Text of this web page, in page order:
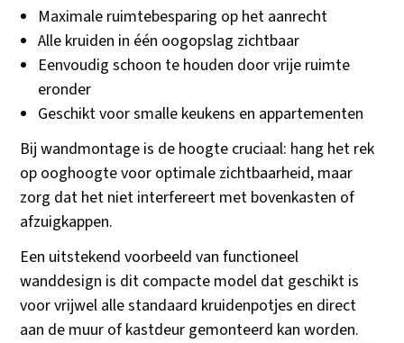
Maximale ruimtebesparing op het aanrecht
Alle kruiden in één oogopslag zichtbaar
Eenvoudig schoon te houden door vrije ruimte
eronder
Geschikt voor smalle keukens en appartementen
Bij wandmontage is de hoogte cruciaal: hang het rek
op ooghoogte voor optimale zichtbaarheid, maar
zorg dat het niet interfereert met bovenkasten of
afzuigkappen.
Een uitstekend voorbeeld van functioneel
wanddesign is dit compacte model dat geschikt is
voor vrijwel alle standaard kruidenpotjes en direct
aan de muur of kastdeur gemonteerd kan worden.